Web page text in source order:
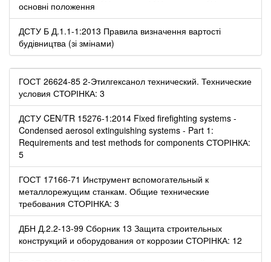
основні положення
ДСТУ Б Д.1.1-1:2013 Правила визначення вартості
будівництва (зі змінами)
ГОСТ 26624-85 2-Этилгексанол технический. Технические
условия СТОРІНКА: 3
ДСТУ CEN/TR 15276-1:2014 Fixed firefighting systems -
Condensed aerosol extinguishing systems - Part 1:
Requirements and test methods for components СТОРІНКА:
5
ГОСТ 17166-71 Инструмент вспомогательный к
металлорежущим станкам. Общие технические
требования СТОРІНКА: 3
ДБН Д.2.2-13-99 Сборник 13 Защита строительных
конструкций и оборудования от коррозии СТОРІНКА: 12